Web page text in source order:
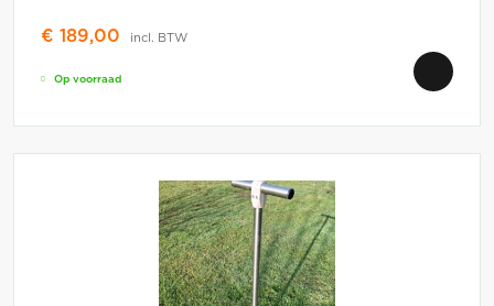
€ 189,00 incl. BTW
Op voorraad